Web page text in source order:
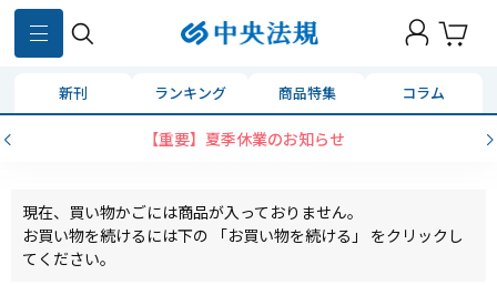
新刊 ランキング 商品特集 コラム
【重要】夏季休業のお知らせ
現在、買い物かごには商品が入っておりません。
お買い物を続けるには下の 「お買い物を続ける」 をクリックし
てください。